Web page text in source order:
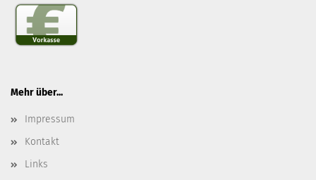
Mehr über...
Impressum
Kontakt
Links